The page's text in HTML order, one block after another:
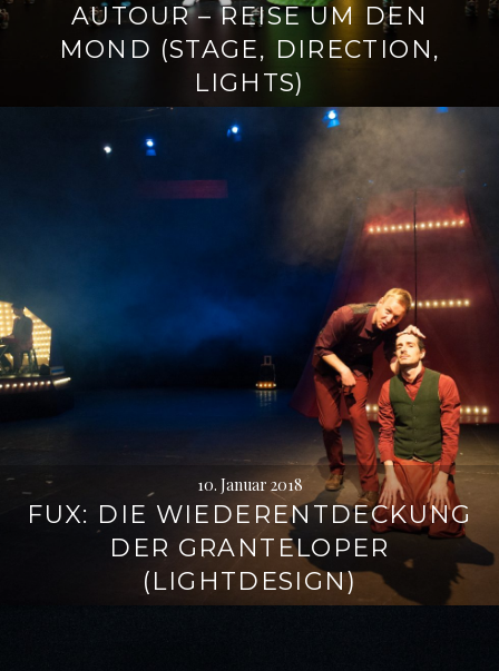
AUTOUR – REISE UM DEN
MOND (STAGE, DIRECTION,
LIGHTS)
10. Januar 2018
FUX: DIE WIEDERENTDECKUNG
DER GRANTELOPER
(LIGHTDESIGN)